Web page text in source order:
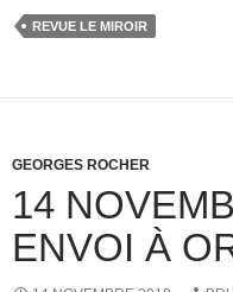
REVUE LE MIROIR
GEORGES ROCHER
14
ENVOI À